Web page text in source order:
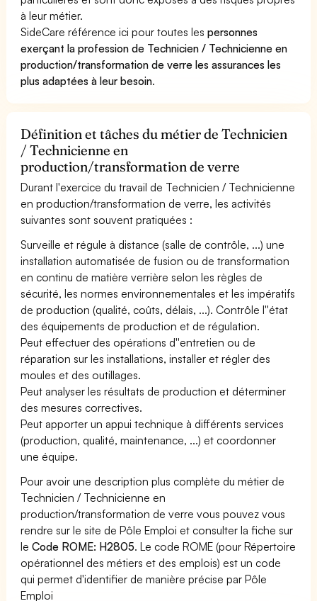
à leur métier.
SideCare référence ici pour toutes lespersonnes
exerçant la profession de Technicien / Technicienne en
production/transformation de verre les assurances les
plus adaptées à leur besoin.
Définition et tâches du métier de Technicien
/ Technicienne en
production/transformation de verre
Durant l'exercice du travail de Technicien / Technicienne
en production/transformation de verre, les activités
suivantes sont souvent pratiquées :
Surveille et régule à distance (salle de contrôle, ...) une
installation automatisée de fusion ou de transformation
en continu de matière verrière selon les règles de
sécurité, les normes environnementales et les impératifs
de production (qualité, coûts, délais, ...). Contrôle l''état
des équipements de production et de régulation.
Peut effectuer des opérations d''entretien ou de
réparation sur les installations, installer et régler des
moules et des outillages.
Peut analyser les résultats de production et déterminer
des mesures correctives.
Peut apporter un appui technique à différents services
(production, qualité, maintenance, ...) et coordonner
une équipe.
Pour avoir une description plus complète du métier de
Technicien / Technicienne en
production/transformation de verre vous pouvez vous
rendre sur le site de Pôle Emploi et consulter la fiche sur
leCode ROME: H2805. Le code ROME (pour Répertoire
opérationnel des métiers et des emplois) est un code
qui permet d'identifier de manière précise par Pôle
Emploi